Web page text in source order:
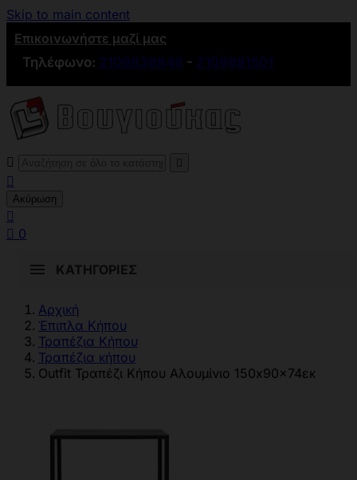
Skip to main content
Επικοινωνήστε μαζί μας
Τηλέφωνο: 2109836846 - 2109881501
 

Ακύρωση

 0
ΚΑΤΗΓΟΡΊΕΣ
Αρχική
Έπιπλα Κήπου
Τραπέζια Κήπου
Τραπέζια κήπου
Outfit Τραπέζι Κήπου Αλουμίνιο 150x90x74εκ